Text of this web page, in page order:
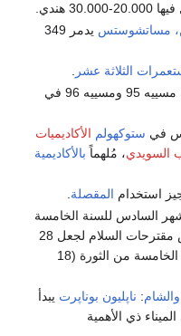
هندي.
مساتشوستس
يدمر 349
الثلاثة عشر .
96 في
في ستوكهولم الأكاديميات
السويدي، مُلهماً بالأكاديمية
استخدام المقصلة.
الشهر السادس للسنة الخامسة
من الثورة): المجلس التنفيذي يرفض مقترحات السلام لجعل 28
من الشهر السادس الإنگليزي للسنة الخامسة من الثورة (18
: ناپليون بوناپرت يبدأ
ذي الأهمية